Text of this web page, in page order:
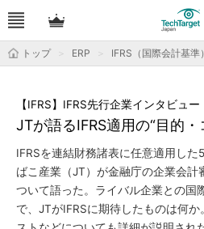
トップ ERP IFRS（国際会計基準）
JTが語るIFRS適用の“目的
【IFRS】IFRS先行企業インタビュー
IFRSを連結財務諸表に任意適用した
ばこ産業（JT）が金融庁の企業会計
ついて語った。ライバル企業との国
で、JTがIFRSに期待したものは何